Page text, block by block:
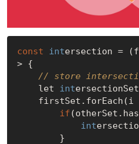
const intersection =
> {
// store
    let
int
if
int